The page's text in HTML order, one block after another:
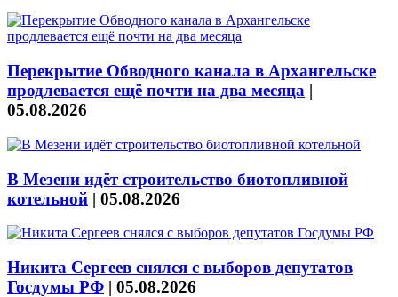
Перекрытие Обводного канала в Архангельске
продлевается ещё почти на два месяца |
05.08.2026
В Мезени идёт строительство биотопливной
котельной | 05.08.2026
Никита Сергеев снялся с выборов депутатов
Госдумы РФ | 05.08.2026